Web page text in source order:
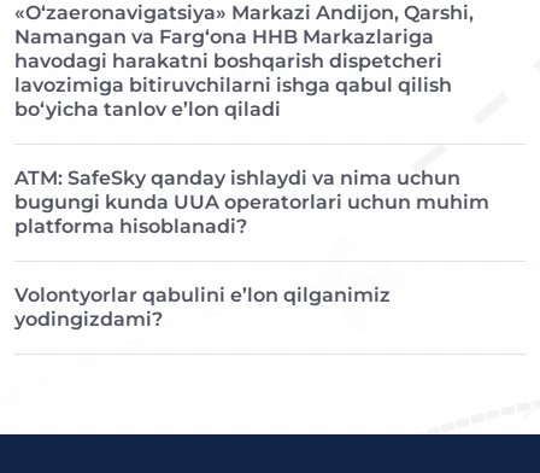
«O‘zaeronavigatsiya» Markazi Andijon, Qarshi,
Namangan va Farg‘ona HHB Markazlariga
havodagi harakatni boshqarish dispetcheri
lavozimiga bitiruvchilarni ishga qabul qilish
bo‘yicha tanlov e’lon qiladi
ATM: SafeSky qanday ishlaydi va nima uchun
bugungi kunda UUA operatorlari uchun muhim
platforma hisoblanadi?
Volontyorlar qabulini e’lon qilganimiz
yodingizdami?